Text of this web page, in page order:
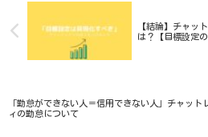
【結論】チャッ
は？【目標設定の
「勤怠ができない人＝信用できない人」チャット
ィの勤怠について